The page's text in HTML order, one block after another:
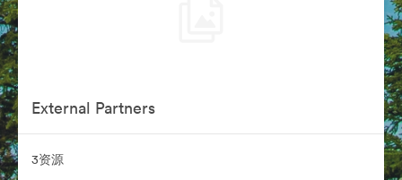
External Partners
3资源